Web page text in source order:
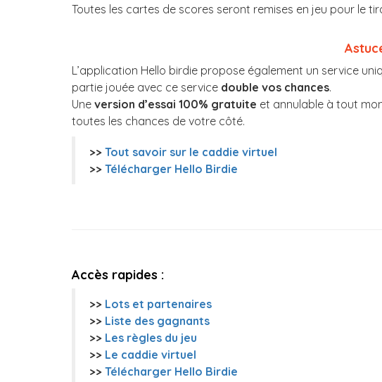
Toutes les cartes de scores seront remises en jeu pour le
L’application Hello birdie propose également un service
partie jouée avec ce service double vos chances.
Une version d’essai 100% gratuite et annulable à tout
toutes les chances de votre côté.
>> Tout savoir sur le caddie virtuel
>> Télécharger Hello Birdie
Accès rapides :
>> Lots et partenaires
>> Liste des gagnants
>> Les règles du jeu
>> Le caddie virtuel
>> Télécharger Hello Birdie